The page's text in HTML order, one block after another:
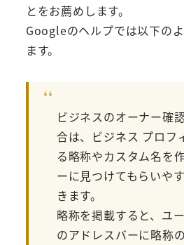
とをお薦めします。
Googleのヘルプでは以下の
ます。
ビジネスのオーナー確
合は、ビジネス プロフ
る略称やカスタム名を
ーに見つけてもらいや
きます。
略称を掲載すると、ユ
のアドレスバーに略称の